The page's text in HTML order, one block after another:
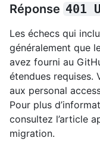
Réponse 401
Les échecs qui
généralement que
avez fourni au
étendues requises.
aux personal
Pour plus
consultez l’article
migration.